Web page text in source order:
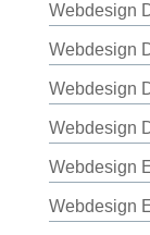
Webdesign
Webdesign
Webdesign
Webdesign
Webdesign
Webdesign